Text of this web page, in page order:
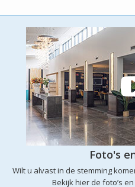
Foto's
Wilt u alvast in de stemming
Bekijk hier de foto’s